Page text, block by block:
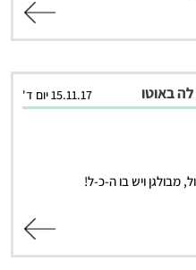
15.11.17 יום ד'
מבולגן ויש בו ה-כ-ל!